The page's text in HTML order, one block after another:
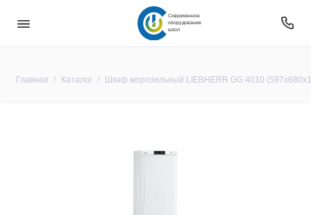
Современное
оборудование
школ
Главная Каталог Шкаф морозильный LIEBHERR GG 4010